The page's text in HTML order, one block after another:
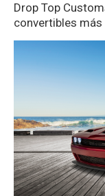
Drop Top
convertibles más